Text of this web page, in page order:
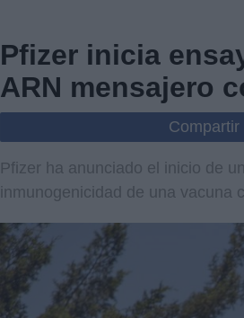
Pfizer inicia
ARN mensajero
Pfizer ha anunciado el inicio de
inmunogenicidad de una vacuna